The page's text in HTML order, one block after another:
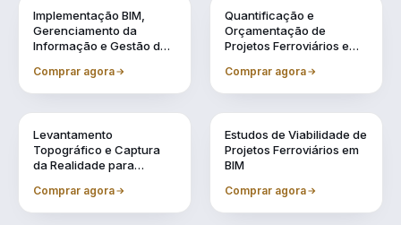
Implementação BIM,
Gerenciamento da
Informação e Gestão de
Comprar agora
Quantificação e
Orçamentação de
Projetos Ferroviários em
Comprar agora
Levantamento
Topográfico e Captura
da Realidade para
Comprar agora
Estudos de Viabilidade de
Projetos Ferroviários em
BIM
Comprar agora